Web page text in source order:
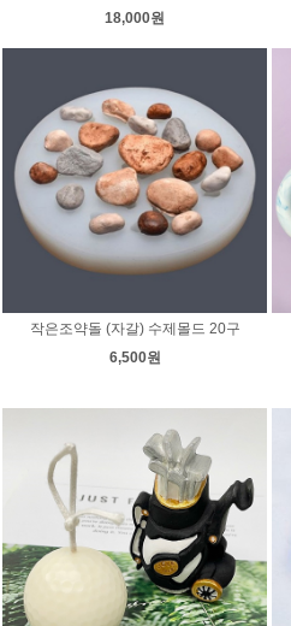
18,000원
작은조약돌 (자갈) 수제몰드 20구
6,500원